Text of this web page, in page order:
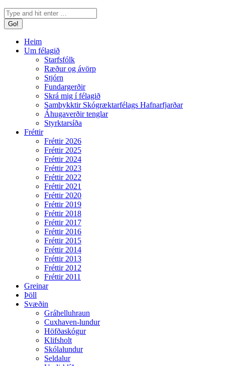
Search:
Heim
Um félagið
Starfsfólk
Ræður og ávörp
Stjórn
Fundargerðir
Skrá mig í félagið
Samþykktir Skógræktarfélags Hafnarfjarðar
Áhugaverðir tenglar
Styrktarsíða
Fréttir
Fréttir 2026
Fréttir 2025
Fréttir 2024
Fréttir 2023
Fréttir 2022
Fréttir 2021
Fréttir 2020
Fréttir 2019
Fréttir 2018
Fréttir 2017
Fréttir 2016
Fréttir 2015
Fréttir 2014
Fréttir 2013
Fréttir 2012
Fréttir 2011
Greinar
Þöll
Svæðin
Gráhelluhraun
Cuxhaven-lundur
Höfðaskógur
Klifsholt
Skólalundur
Seldalur